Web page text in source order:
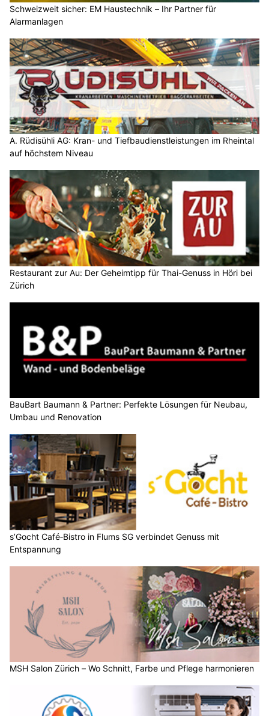
Schweizweit sicher: EM Haustechnik – Ihr Partner für
Alarmanlagen
A. Rüdisühli AG: Kran- und Tiefbaudienstleistungen im Rheintal
auf höchstem Niveau
Restaurant zur Au: Der Geheimtipp für Thai-Genuss in Höri bei
Zürich
BauBart Baumann & Partner: Perfekte Lösungen für Neubau,
Umbau und Renovation
s’Gocht Café‑Bistro in Flums SG verbindet Genuss mit
Entspannung
MSH Salon Zürich – Wo Schnitt, Farbe und Pflege harmonieren